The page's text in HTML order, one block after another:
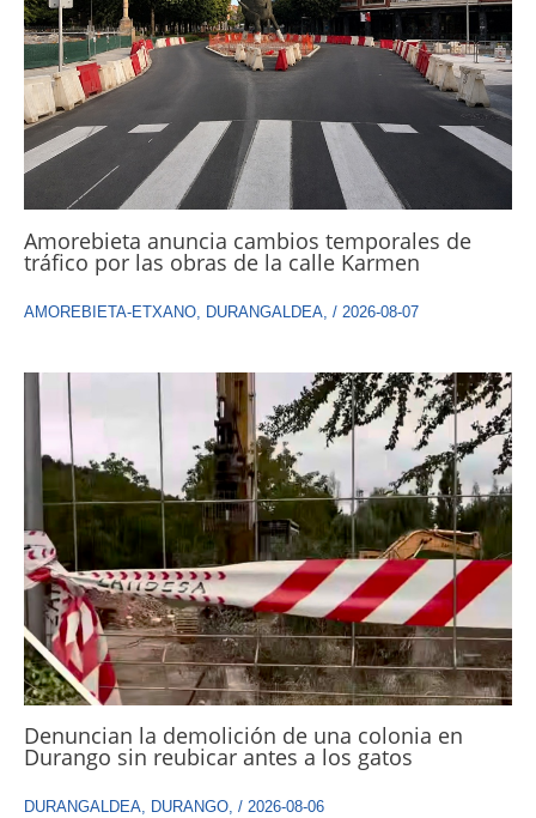
Amorebieta anuncia cambios temporales de
tráfico por las obras de la calle Karmen
AMOREBIETA-ETXANO DURANGALDEA / 2026-08-07
Denuncian la demolición de una colonia en
Durango sin reubicar antes a los gatos
DURANGALDEA, DURANGO, / 2026-08-06